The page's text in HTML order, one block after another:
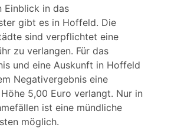
Einblick in das
gibt es in Hoffeld. Die
sind verpflichtet eine
zu verlangen. Für das
und eine Auskunft in Hoffeld
Negativergebnis eine
5,00 Euro verlangt. Nur in
ist eine mündliche
möglich.